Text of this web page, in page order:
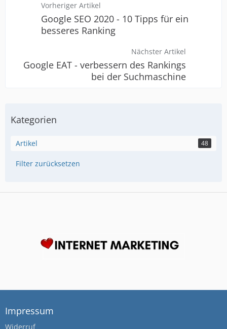
Vorheriger Artikel
Google SEO 2020 - 10 Tipps für ein
besseres Ranking
Nächster Artikel
Google EAT - verbessern des Rankings
bei der Suchmaschine
Kategorien
Artikel 48
Filter zurücksetzen
Impressum
Widerruf